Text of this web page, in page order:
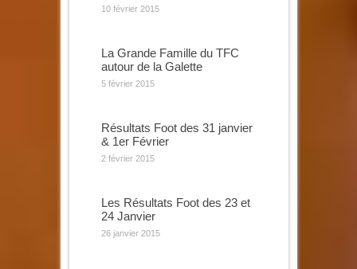
10 février 2015
La Grande Famille du TFC
autour de la Galette
5 février 2015
Résultats Foot des 31 janvier
& 1er Février
2 février 2015
Les Résultats Foot des 23 et
24 Janvier
26 janvier 2015